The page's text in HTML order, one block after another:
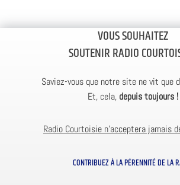
VOUS SOUHAITEZ
SOUTENIR RADIO
Saviez-vous que notre site ne vit que
Et, cela, depuis toujours !
Radio Courtoisie n’acceptera jamais
CONTRIBUEZ À LA PÉRENNITÉ DE LA